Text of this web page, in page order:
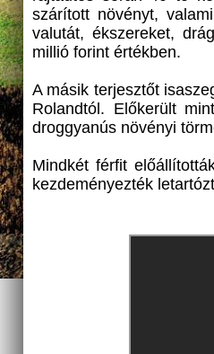
szárított növényt,
valutát, ékszereket,
millió forint értékben.
A másik terjesztőt
Rolandtól. Előkerült
droggyanús növényi
Mindkét férfit
kezdeményezték